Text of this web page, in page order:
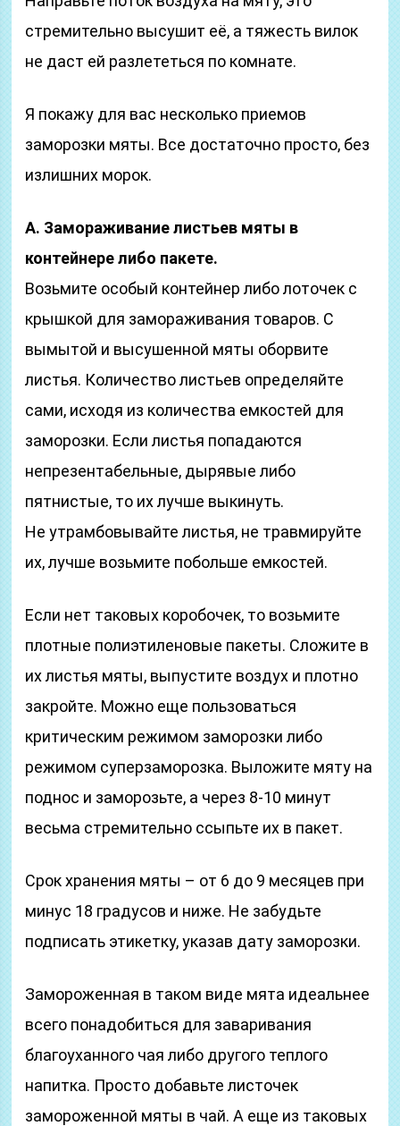
стремительно высушит её, а тяжесть вилок
не даст ей разлететься по комнате.
Я покажу для вас несколько приемов
заморозки мяты. Все достаточно просто, без
излишних морок.
А. Замораживание листьев мяты в
контейнере либо пакете.
Возьмите особый контейнер либо лоточек с
крышкой для замораживания товаров. С
вымытой и высушенной мяты оборвите
листья. Количество листьев определяйте
сами, исходя из количества емкостей для
заморозки. Если листья попадаются
непрезентабельные, дырявые либо
пятнистые, то их лучше выкинуть.
Не утрамбовывайте листья, не травмируйте
их, лучше возьмите побольше емкостей.
Если нет таковых коробочек, то возьмите
плотные полиэтиленовые пакеты. Сложите в
их листья мяты, выпустите воздух и плотно
закройте. Можно еще пользоваться
критическим режимом заморозки либо
режимом суперзаморозка. Выложите мяту на
поднос и заморозьте, а через 8-10 минут
весьма стремительно ссыпьте их в пакет.
Срок хранения мяты – от 6 до 9 месяцев при
минус 18 градусов и ниже. Не забудьте
подписать этикетку, указав дату заморозки.
Замороженная в таком виде мята идеальнее
всего понадобиться для заваривания
благоуханного чая либо другого теплого
напитка. Просто добавьте листочек
замороженной мяты в чай. А еще из таковых